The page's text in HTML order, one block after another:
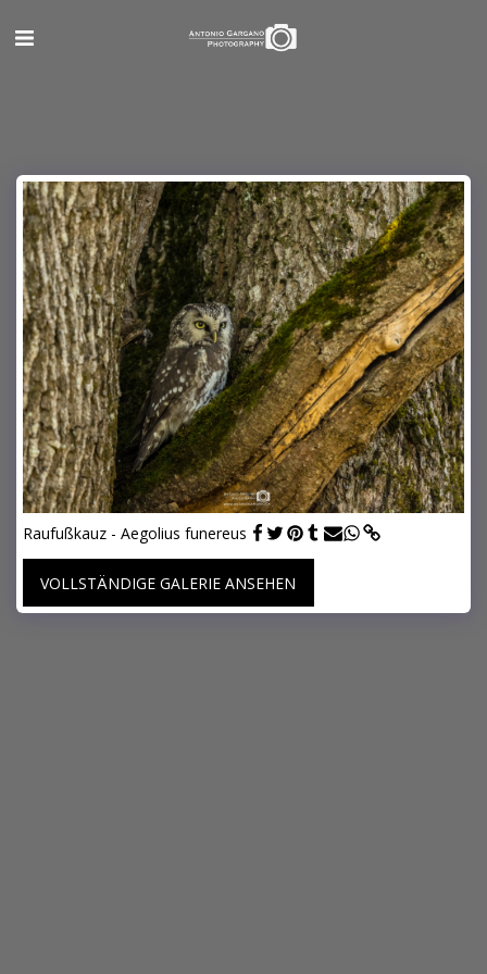
Raufußkauz - Aegolius funereus
VOLLSTÄNDIGE GALERIE ANSEHEN